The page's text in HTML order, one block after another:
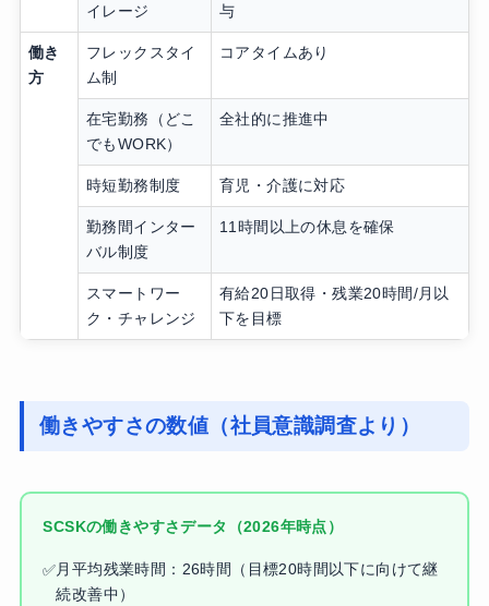
イレージ
与
働き
方
フレックスタイ
ム制
コアタイムあり
在宅勤務（どこ
でもWORK）
全社的に推進中
時短勤務制度 育児・介護に対応
勤務間インター
バル制度
11時間以上の休息を確保
スマートワー
ク・チャレンジ
有給20日取得・残業20時間/月以
下を目標
働きやすさの数値（社員意識調査より）
SCSKの働きやすさデータ（2026年時点）
月平均残業時間：26時間（目標20時間以下に向けて継
続改善中）